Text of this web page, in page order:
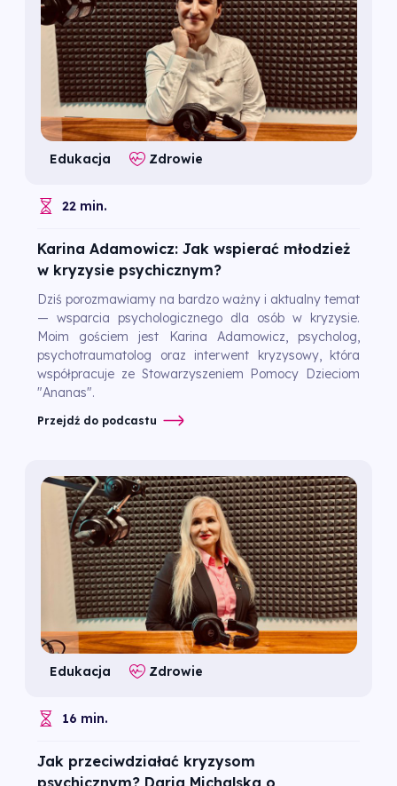
Edukacja Zdrowie
22 min.
Karina Adamowicz: Jak wspierać młodzież
w kryzysie psychicznym?
Dziś porozmawiamy na bardzo ważny i aktualny temat
— wsparcia psychologicznego dla osób w kryzysie.
Moim gościem jest Karina Adamowicz, psycholog,
psychotraumatolog oraz interwent kryzysowy, która
współpracuje ze Stowarzyszeniem Pomocy Dzieciom
"Ananas".
Przejdź do podcastu
Edukacja Zdrowie
16 min.
Jak przeciwdziałać kryzysom